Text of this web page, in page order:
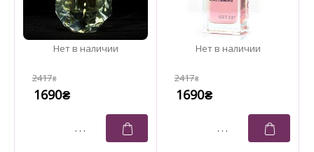
2417₴
1690₴
2417₴
1690₴